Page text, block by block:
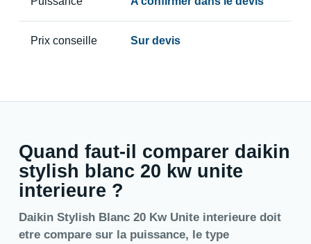
Prix conseille Sur devis
Quand faut-il comparer daikin
stylish blanc 20 kw unite
interieure ?
Daikin Stylish Blanc 20 Kw Unite interieure doit
etre compare sur la puissance, le type